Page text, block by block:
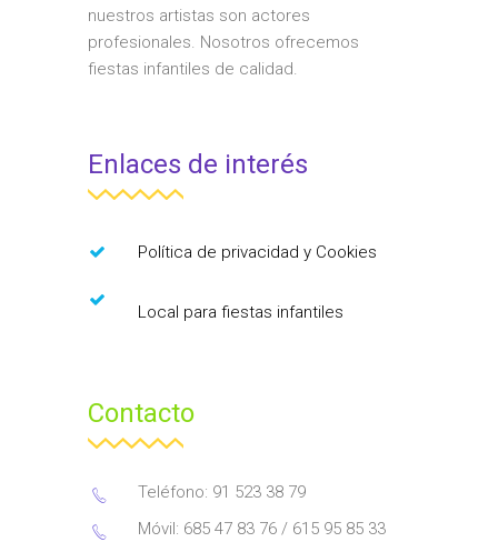
nuestros artistas son actores
profesionales. Nosotros ofrecemos
fiestas infantiles de calidad.
Enlaces de interés
Política de privacidad y Cookies
Local para fiestas infantiles
Contacto
Teléfono: 91 523 38 79
Móvil: 685 47 83 76 / 615 95 85 33